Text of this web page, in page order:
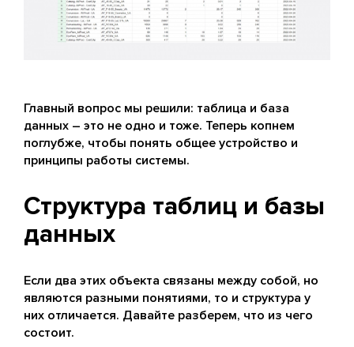
Главный вопрос мы решили: таблица и база
данных – это не одно и тоже. Теперь копнем
поглубже, чтобы понять общее устройство и
принципы работы системы.
Структура таблиц и базы
данных
Если два этих объекта связаны между собой, но
являются разными понятиями, то и структура у
них отличается. Давайте разберем, что из чего
состоит.